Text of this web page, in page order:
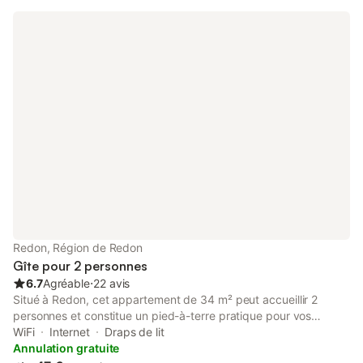
Redon, Région de Redon
Gîte pour 2 personnes
6.7Agréable⋅22 avis
Situé à Redon, cet appartement de 34 m² peut accueillir 2
personnes et constitue un pied-à-terre pratique pour vos
déplacements. Le logement se trouve à 300 m du centre-ville et
à 500 m de la gare, offrant ainsi un accès rapide aux transports
WiFi Internet
Draps de lit
Annulation gratuite